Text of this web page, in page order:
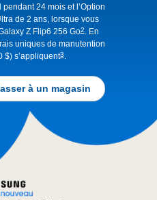
24 mois et l’Option
de 2 ans, lorsque vous
Z Flip6 256 Go2.En
uniques de manutention
$) s’appliquent3.
à un magasin